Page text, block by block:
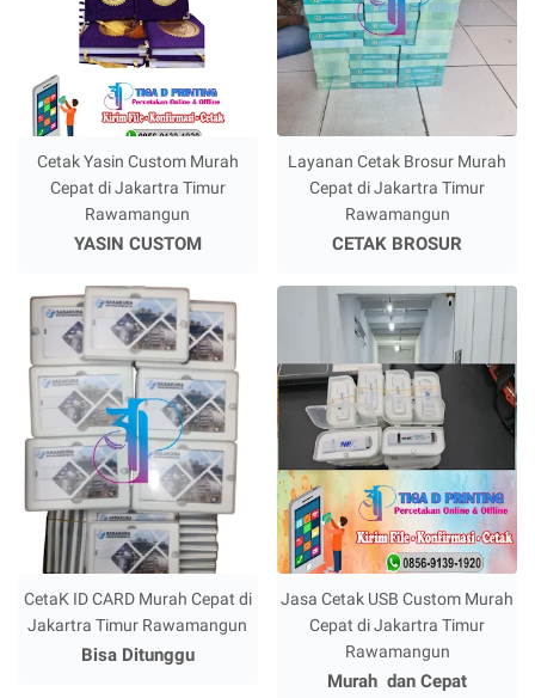
Cetak Yasin Custom Murah
Cepat di Jakartra Timur
Rawamangun
YASIN CUSTOM
Layanan Cetak Brosur Murah
Cepat di Jakartra Timur
Rawamangun
CETAK BROSUR
CetaK ID CARD Murah Cepat di
Jakartra Timur Rawamangun
Bisa Ditunggu
Jasa Cetak USB Custom Murah
Cepat di Jakartra Timur
Rawamangun
Murah dan Cepat